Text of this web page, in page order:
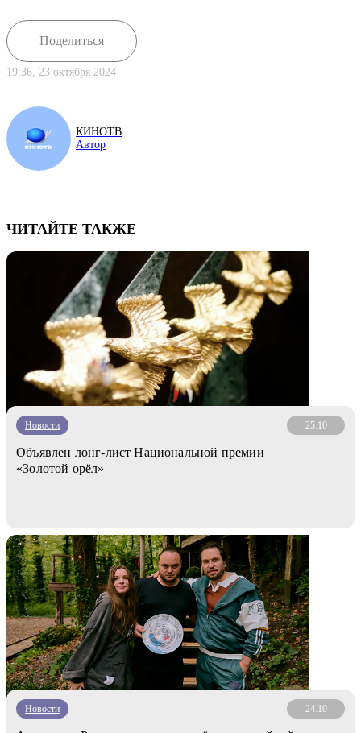
Поделиться
19:36, 23 октября 2024
КИНОТВ
Автор
ЧИТАЙТЕ ТАКЖЕ
Новости 25.10
Объявлен лонг-лист Национальной премии
«Золотой орёл»
Новости 24.10